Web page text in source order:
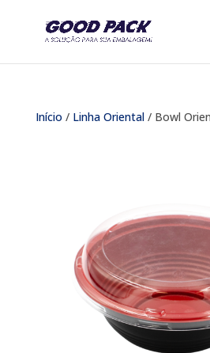
Início / Linha Oriental/ Bowl